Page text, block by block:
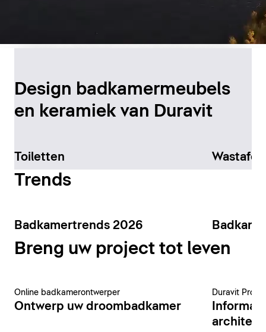
Canada
Meer informatie
Design badkamermeubels
en keramiek van Duravit
Toiletten
Trends
Badkamertrends 2026
Breng uw project tot leven
Online badkamerontwerper
Ontwerp uw droombadkamer
Duravit Pro-